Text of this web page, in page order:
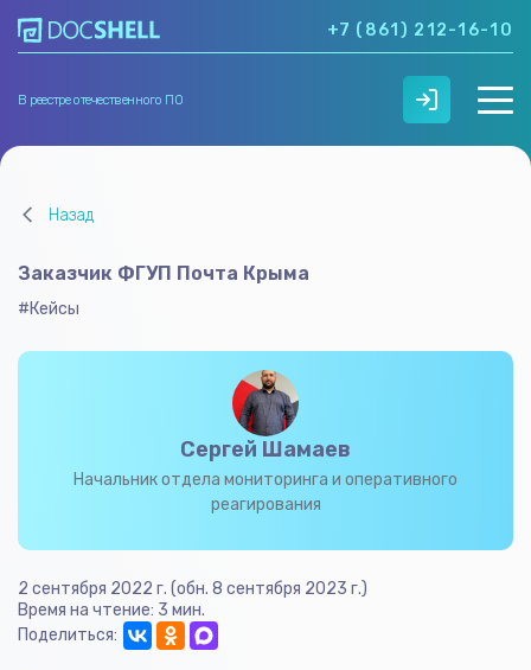
+7 (861) 212-16-10
В реестре отечественного ПО
Назад
Заказчик ФГУП Почта Крыма
#Кейсы
Сергей Шамаев
Начальник отдела мониторинга и оперативного
реагирования
2 сентября 2022 г. (обн. 8 сентября 2023 г.)
Время на чтение: 3 мин.
Поделиться: